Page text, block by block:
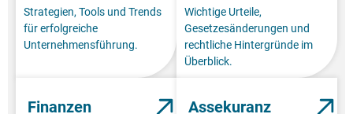
Strategien, Tools und Trends
für erfolgreiche
Unternehmensführung.
Wichtige Urteile,
Gesetzesänderungen und
rechtliche Hintergründe im
Überblick.
Finanzen Assekuranz